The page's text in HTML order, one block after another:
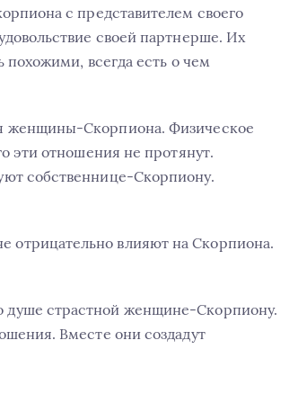
с представителем своего
своей партнерше. Их
похожими, всегда есть о чем
женщины-Скорпиона. Физическое
эти отношения не протянут.
собственнице-Скорпиону.
влияют на Скорпиона.
душе страстной женщине-Скорпиону.
Вместе они создадут